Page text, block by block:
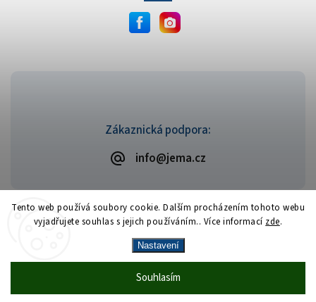
Tento web používá soubory cookie. Dalším procházením tohoto webu
vyjadřujete souhlas s jejich používáním.. Více informací zde.
Nastavení
Souhlasím
Vrácení zboží zdarma— celý srpen bez
Zákaznická podpora:
info@jema.cz
Copyright 2026JEMA.cz. Všechna práva vyhrazena.
VytvořilShoptet| Design